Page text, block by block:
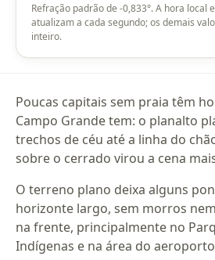
Refração padrão de -0,833°. A hora local
atualizam a cada segundo; os demais
inteiro.
Poucas capitais sem praia têm
Campo Grande tem: o planalto
trechos de céu até a linha do
sobre o cerrado virou a cena
O terreno plano deixa alguns
horizonte largo, sem morros
na frente, principalmente no
Indígenas e na área do